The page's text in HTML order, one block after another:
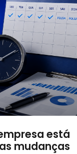
está
mudanças